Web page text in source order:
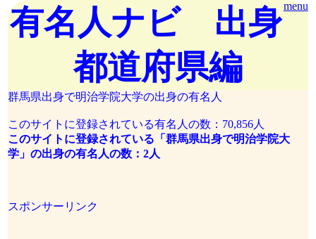
menu
有名人ナビ 出身
都道府県編
群馬県出身で明治学院大学の出身の有名人
このサイトに登録されている有名人の数：70,856人
このサイトに登録されている「群馬県出身で明治学院大
学」の出身の有名人の数：2人
スポンサーリンク